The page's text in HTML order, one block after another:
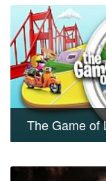
The Game of